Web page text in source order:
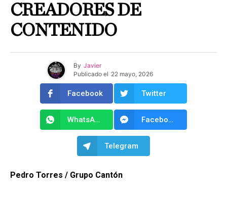
CREADORES DE
CONTENIDO
By Javier
Publicado el 22 mayo, 2026
Facebook Twitter
WhatsApp Facebook Messenger
Telegram
Pedro Torres / Grupo Cantón